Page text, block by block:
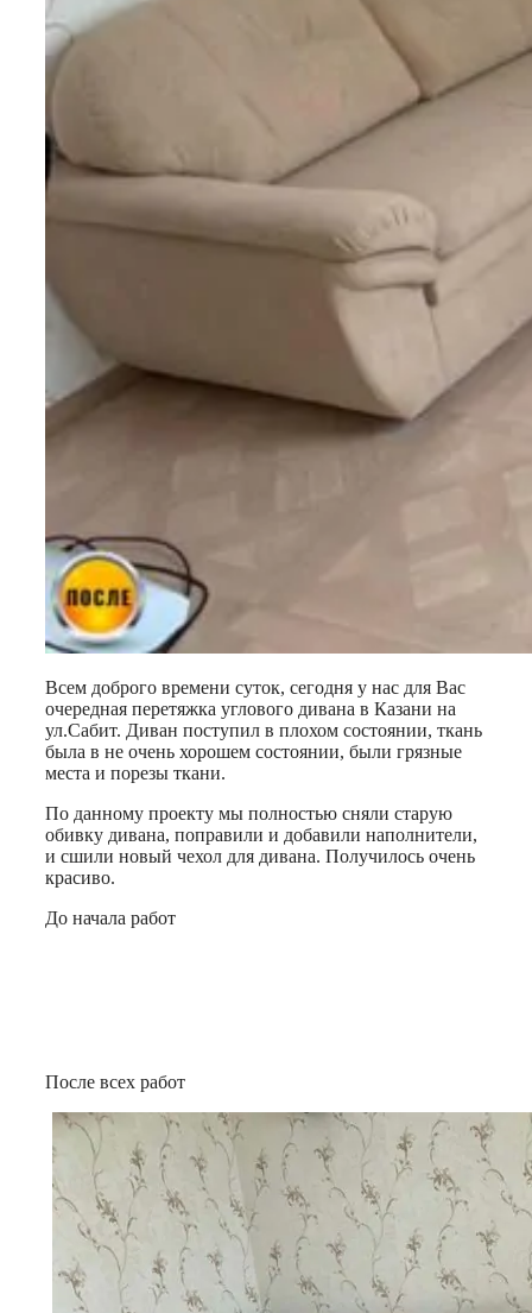
Всем доброго времени суток, сегодня у нас для Вас
очередная перетяжка углового дивана в Казани на
ул.Сабит. Диван поступил в плохом состоянии, ткань
была в не очень хорошем состоянии, были грязные
места и порезы ткани.
По данному проекту мы полностью сняли старую
обивку дивана, поправили и добавили наполнители,
и сшили новый чехол для дивана. Получилось очень
красиво.
До начала работ
После всех работ